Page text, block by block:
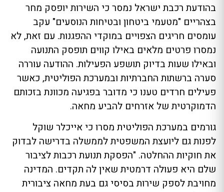
בהודעת רכבת ישראל נמסר כי השירות יופסק מחר
בצהריים "מטעמי ביטחון ובטיחות הנוסעים" עקב
עומסים חריגים הצפויים במוקדי ההפגנות. עם זאת, לא
נמסרו פרטים מלאים באילו קווים תופסק התנועה
ובאילו שעות בדיוק תושפע הפעילות. ההודעה עוררה
סערה ברשתות החברתיות ובמערכת הפוליטית, כאשר
פעילים חרדים טענו כי מדובר בפגיעה מכוונת בזכותם
הדמוקרטית של אזרחים להביע מחאה.
גורמים במערכת הפוליטית מסרו כי אייכלר שוקל
לפנות גם ליועצת המשפטית לממשלה בדרישה לבדוק
את חוקיות ההחלטה. "הפסקת תנועת רכבות לציבור
שלם היא פעולה דרמטית שאין לה תקדים. המדינה
מחויבת לספק שירות בסיסי גם בעת מחאה ציבורית